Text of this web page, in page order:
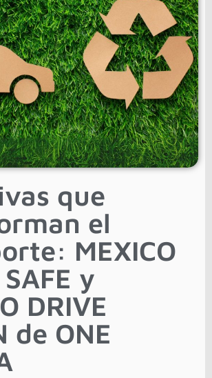
que
el
MEXICO
y
DRIVE
de ONE